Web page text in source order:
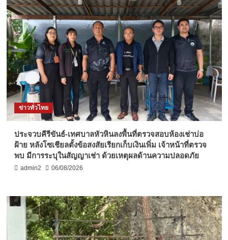
ข่าวทั่วไทย
ประจวบคีรีขันธ์-เทศบาลหัวหินลงพื้นที่ตรวจสอบห้องเช่าบ่อ
ฝ้าย หลังโซเชียลตั้งข้อสงสัยเรียกเก็บเงินเพิ่ม เจ้าหน้าที่ตรวจ
พบ มีการระบุในสัญญาเช่า ด้วยเหตุผลด้านความปลอดภัย
admin2 06/08/2026